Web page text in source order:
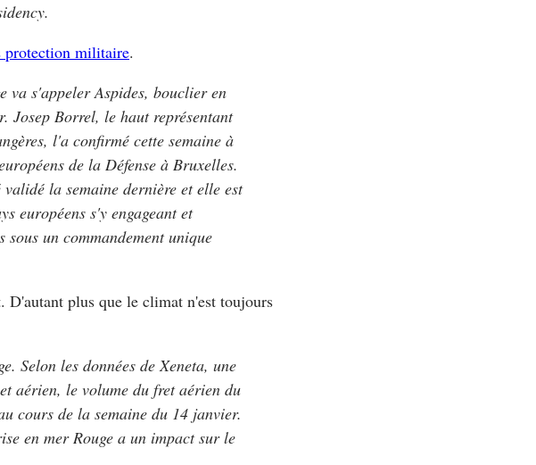
protection militaire.
va s'appeler Aspides, bouclier en
Josep Borrel, le haut représentant
l'a confirmé cette semaine à
de la Défense à Bruxelles.
la semaine dernière et elle est
européens s'y engageant et
un commandement unique
D'autant plus que le climat n'est toujours
Selon les données de Xeneta, une
aérien, le volume du fret aérien du
cours de la semaine du 14 janvier.
en mer Rouge a un impact sur le